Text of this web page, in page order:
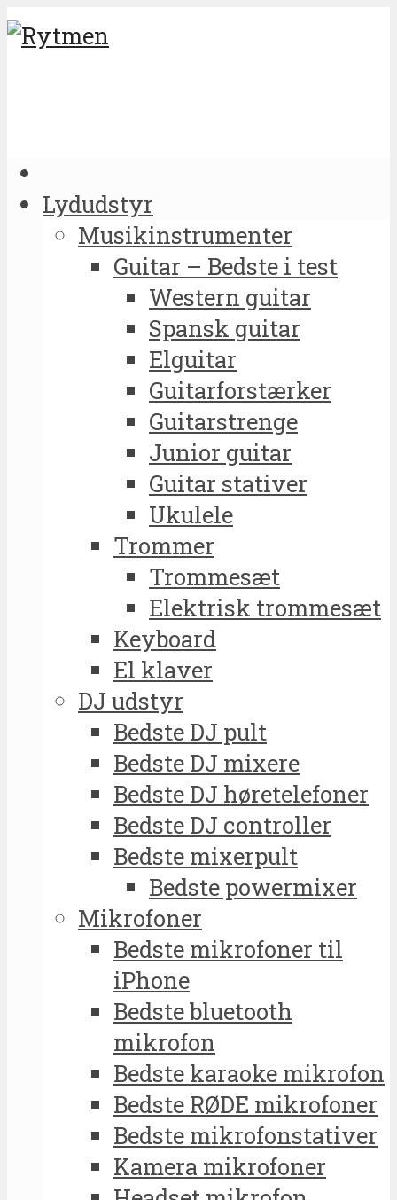
Lydudstyr
Musikinstrumenter
Guitar – Bedste i test
Western guitar
Spansk guitar
Elguitar
Guitarforstærker
Guitarstrenge
Junior guitar
Guitar stativer
Ukulele
Trommer
Trommesæt
Elektrisk trommesæt
Keyboard
El klaver
DJ udstyr
Bedste DJ pult
Bedste DJ mixere
Bedste DJ høretelefoner
Bedste DJ controller
Bedste mixerpult
Bedste powermixer
Mikrofoner
Bedste mikrofoner til
iPhone
Bedste bluetooth
mikrofon
Bedste karaoke mikrofon
Bedste RØDE mikrofoner
Bedste mikrofonstativer
Kamera mikrofoner